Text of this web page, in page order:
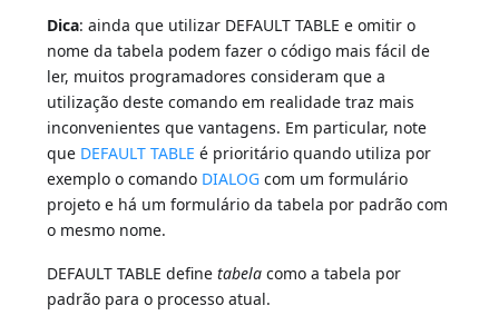
Dica: ainda que utilizar DEFAULT TABLE e omitir o
nome da tabela podem fazer o código mais fácil de
ler, muitos programadores consideram que a
utilização deste comando em realidade traz mais
inconvenientes que vantagens. Em particular, note
que DEFAULT TABLE é prioritário quando utiliza por
exemplo o comando DIALOG com um formulário
projeto e há um formulário da tabela por padrão com
o mesmo nome.
DEFAULT TABLE definetabela como a tabela por
padrão para o processo atual.